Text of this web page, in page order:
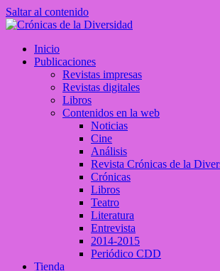
Saltar al contenido
Crónicas de la Diversidad
Plataforma de comunicaciones sobre temas de
Inicio
Publicaciones
Revistas impresas
Revistas digitales
Libros
Contenidos en la web
Noticias
Cine
Análisis
Revista Crónicas de la
Crónicas
Libros
Teatro
Literatura
Entrevista
2014-2015
Periódico CDD
Tienda